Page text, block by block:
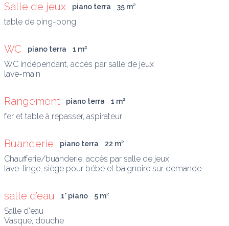
Salle de jeux piano terra 35 m²
table de ping-pong
WC piano terra 1 m²
WC indépendant, accès par salle de jeux
lave-main
Rangement piano terra 1 m²
fer et table à repasser, aspirateur
Buanderie piano terra 22 m²
Chaufferie/buanderie, accès par salle de jeux
lave-linge, siège pour bébé et baignoire sur demande
salle d’eau 1° piano 5 m²
Salle d'eau
Vasque, douche